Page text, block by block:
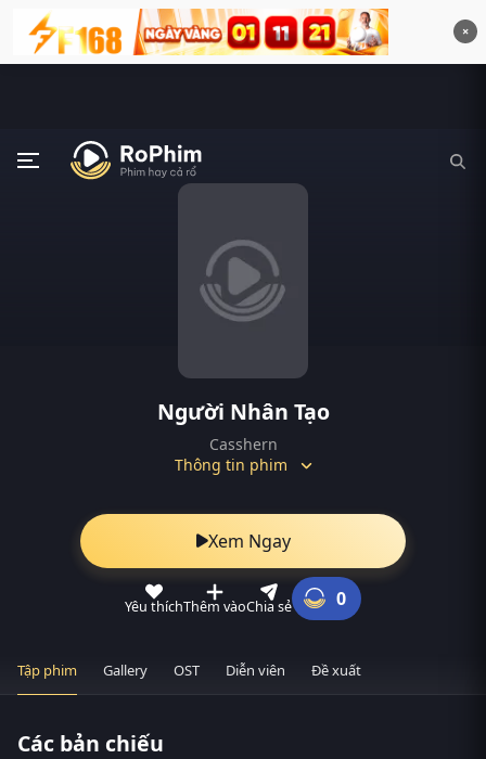
×
Người Nhân Tạo
Casshern
Thông tin phim
Xem Ngay
Yêu thíchThêm vàoChia sẻ 0
Tập phim Gallery OST Diễn viên Đề xuất
Các bản chiếu